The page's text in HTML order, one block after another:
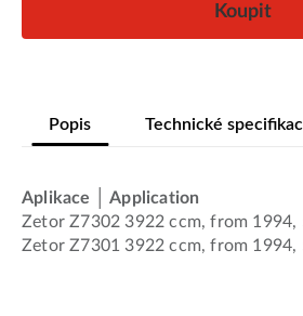
Koupit
Popis Technické
Aplikace │ Application
Zetor Z7302 3922 ccm, from 1994,
Zetor Z7301 3922 ccm, from 1994,